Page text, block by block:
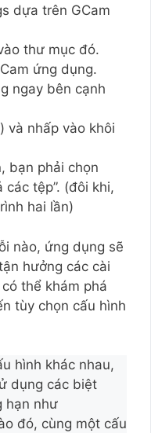
dựa trên GCam
thư mục đó.
ứng dụng.
ngay bên cạnh
và nhấp vào khôi
bạn phải chọn
các tệp”. (đôi khi,
hai lần)
nào, ứng dụng sẽ
hưởng các cài
thể khám phá
tùy chọn cấu hình
hình khác nhau,
dụng các biệt
hạn như
đó, cùng một cấu